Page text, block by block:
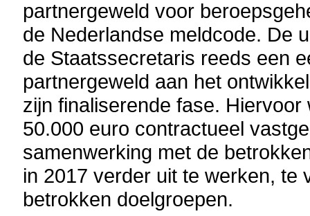
partnergeweld voor
de Nederlandse meldcode. De
de Staatssecretaris reeds een
partnergeweld aan het
zijn finaliserende fase.
50.000 euro contractueel
samenwerking met de
in 2017 verder uit te werken, te
betrokken doelgroepen.